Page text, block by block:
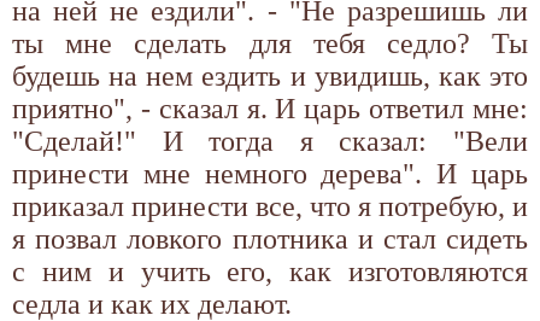
на ней не ездили". - "Не разрешишь ли
ты мне сделать для тебя седло? Ты
будешь на нем ездить и увидишь, как это
приятно", - сказал я. И царь ответил мне:
"Сделай!" И тогда я сказал: "Вели
принести мне немного дерева". И царь
приказал принести все, что я потребую, и
я позвал ловкого плотника и стал сидеть
с ним и учить его, как изготовляются
седла и как их делают.